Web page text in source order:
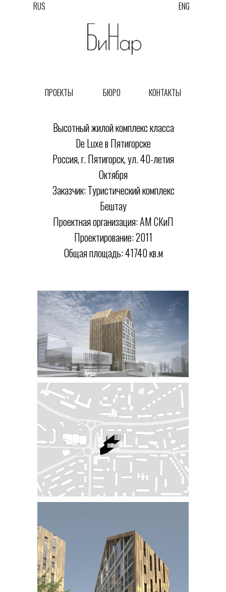
ПРОЕКТЫ БЮРО КОНТАКТЫ
RUS ENG
Высотный жилой комплекс класса
De Luxe в Пятигорске
Россия, г. Пятигорск, ул. 40-летия
Октября
Заказчик: Туристический комплекс
Бештау
Проектная организация: АМ СКиП
Проектирование: 2011
Общая площадь: 41740 кв.м